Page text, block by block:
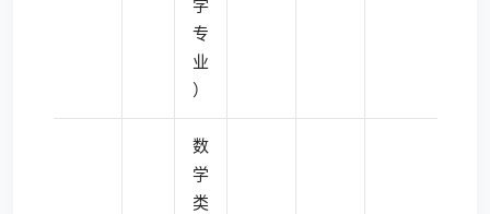
学
专
业
）
数
学
类